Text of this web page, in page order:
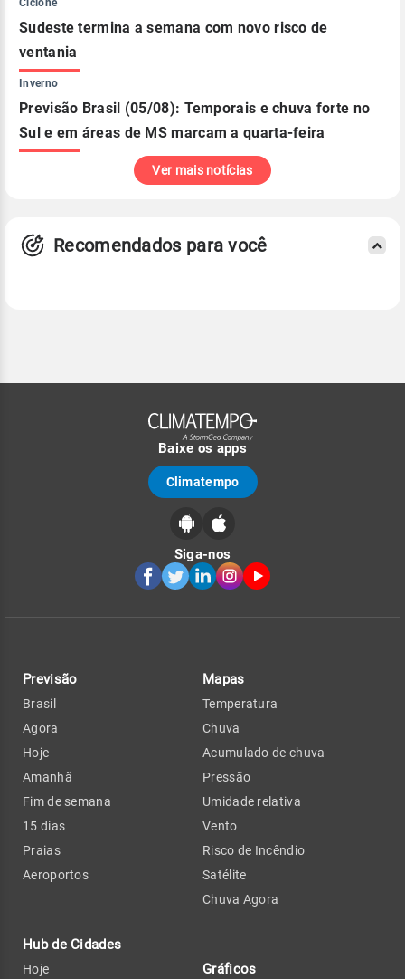
Ciclone
Sudeste termina a semana com novo risco de
ventania
Inverno
Previsão Brasil (05/08): Temporais e chuva forte no
Sul e em áreas de MS marcam a quarta-feira
Ver mais notícias
Recomendados para você
Baixe os apps
Climatempo
Siga-nos
Previsão
Brasil
Agora
Hoje
Amanhã
Fim de semana
15 dias
Praias
Aeroportos
Hub de Cidades
Hoje
Mapas
Temperatura
Chuva
Acumulado de chuva
Pressão
Umidade relativa
Vento
Risco de Incêndio
Satélite
Chuva Agora
Gráficos